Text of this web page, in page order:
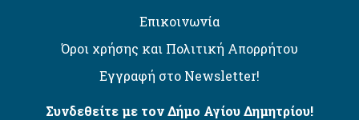
Επικοινωνία
Όροι χρήσης και Πολιτική Απορρήτου
Εγγραφή στο Newsletter!
Συνδεθείτε με τον Δήμο Αγίου Δημητρίου!